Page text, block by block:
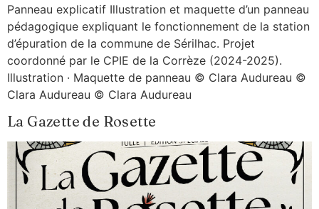
Panneau explicatif Illustration et maquette d’un panneau
pédagogique expliquant le fonctionnement de la station
d’épuration de la commune de Sérilhac. Projet
coordonné par le CPIE de la Corrèze (2024-2025).
Illustration · Maquette de panneau © Clara Audureau ©
Clara Audureau © Clara Audureau
La Gazette de Rosette